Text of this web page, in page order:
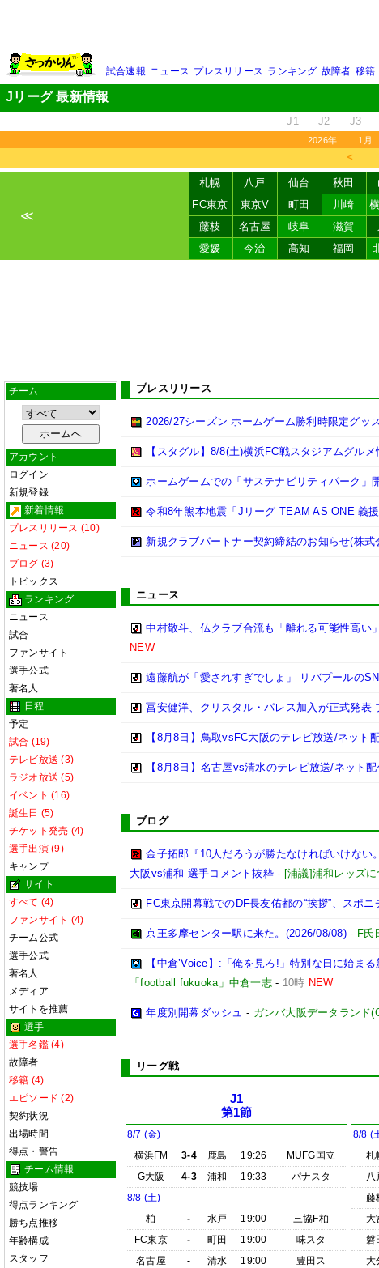
試合速報 ニュース プレスリリース ランキング 故障者 移籍
Jリーグ 最新情報
J1 J2 J3
2026年 1月
＜
≪
札幌 八戸 仙台 秋田
FC東京
東京V 町田 川崎
藤枝
名古屋 岐阜 滋賀
愛媛
今治 高知 福岡
チーム
アカウント
ログイン
新規登録
新着情報
プレスリリース (10)
ニュース (20)
ブログ (3)
トピックス
ランキング
ニュース
試合
ファンサイト
選手公式
著名人
日程
予定
試合 (19)
テレビ放送 (3)
ラジオ放送 (5)
イベント (16)
誕生日 (5)
チケット発売 (4)
選手出演 (9)
キャンプ
サイト
すべて (4)
ファンサイト (4)
チーム公式
選手公式
著名人
メディア
サイトを推薦
選手
選手名鑑 (4)
故障者
移籍 (4)
エピソード (2)
契約状況
出場時間
得点・警告
チーム情報
競技場
得点ランキング
勝ち点推移
年齢構成
スタッフ
プレスリリース
2026/27シーズン ホームゲーム勝利時限定グッ
【スタグル】8/8(土)横浜FC戦スタジアムグルメ
ホームゲームでの「サステナビリティパーク」
令和8年熊本地震「Jリーグ TEAM AS ONE 義
新規クラブパートナー契約締結のお知らせ(株式
ニュース
中村敬斗、仏クラブ合流も「離れる可能性高い
NEW
遠藤航が「愛されすぎでしょ」 リバプールの
冨安健洋、クリスタル・パレス加入が正式発表
【8月8日】鳥取vsFC大阪のテレビ放送/ネット
【8月8日】名古屋vs清水のテレビ放送/ネット
ブログ
金子拓郎『10人だろうが勝たなければいけな
大阪vs浦和 選手コメント抜粋 - [浦議]浦和レッズ
FC東京開幕戦でのDF長友佑都の“挨拶”、スポ
京王多摩センター駅に来た。(2026/08/08)- F氏
【中倉’Voice】:「俺を見ろ!」特別な日に始ま
「football fukuoka」中倉一志- 10時 NEW
年度別開幕ダッシュ - ガンバ大阪データランド
リーグ戦
J1
第1節
8/7 (金)
横浜FM
3-4 鹿島 19:26
MUFG国立
G大阪
4-3 浦和 19:33
パナスタ
8/8 (土)
柏
- 水戸 19:00
三協F柏
FC東京
- 町田 19:00
味スタ
名古屋
- 清水 19:00
豊田ス
8/8 (
札
八
藤
大
磐
大